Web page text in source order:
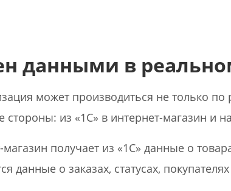
данными в
может производиться не только
стороны: из «1С» в интернет-магазин и
получает из «1С» данные о
данные о заказах, статусах,